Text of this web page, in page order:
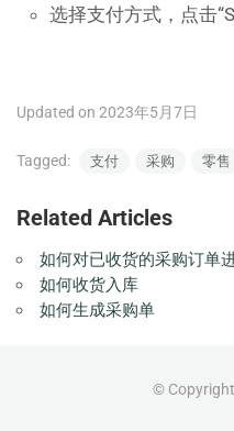
选择支付方式，点击
Updated on 2023年5月7日
Tagged: 支付 采购 零售
Related Articles
如何对已收货的采购订单
如何收货入库
如何生成采购单
© Copyright